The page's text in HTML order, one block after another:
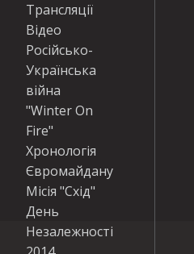
Трансляції
Відео
Російсько-
Українська
війна
"Winter On
Fire"
Хронологія
Євромайдану
Місія "Схід"
День
Незалежності